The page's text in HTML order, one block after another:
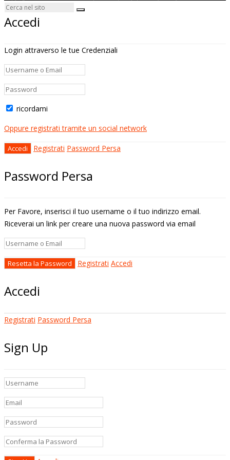
Accedi
Login attraverso le tue Credenziali
ricordami
Oppure registrati tramite un social network
Registrati Password Persa
Password Persa
Per Favore, inserisci il tuo username o il tuo indirizzo email.
Riceverai un link per creare una nuova password via email
Registrati Accedi
Accedi
Registrati Password Persa
Sign Up